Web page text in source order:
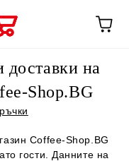
доставки на
Shop.BG
Coffee-Shop.BG
гости. Данните на